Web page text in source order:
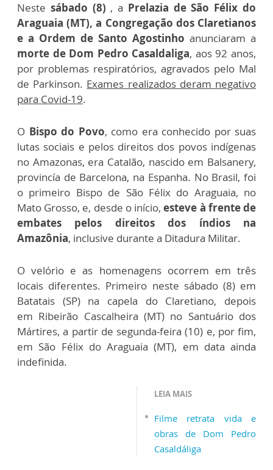
Neste sábado (8) , a Prelazia de São Félix do
Araguaia (MT), a Congregação dos Claretianos
e a Ordem de Santo Agostinho anunciaram a
morte de Dom Pedro Casaldaliga, aos 92 anos,
por problemas respiratórios, agravados pelo Mal
de Parkinson. Exames realizados deram negativo
para Covid-19.
O Bispo do Povo, como era conhecido por suas
lutas sociais e pelos direitos dos povos indígenas
no Amazonas, era Catalão, nascido em Balsanery,
provincía de Barcelona, na Espanha. No Brasil, foi
o primeiro Bispo de São Félix do Araguaia, no
Mato Grosso, e, desde o início, esteve à frente de
embates pelos direitos dos índios na
Amazônia, inclusive durante a Ditadura Militar.
O velório e as homenagens ocorrem em três
locais diferentes. Primeiro neste sábado (8) em
Batatais (SP) na capela do Claretiano, depois
em Ribeirão Cascalheira (MT) no Santuário dos
Mártires, a partir de segunda-feira (10) e, por fim,
em São Félix do Araguaia (MT), em data ainda
indefinida.
LEIA MAIS
Filme retrata vida e
obras de Dom Pedro
Casaldáliga